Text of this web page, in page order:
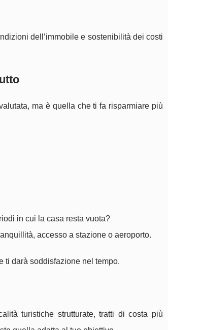
dell’immobile e sostenibilità dei costi
ma è quella che ti fa risparmiare più
in cui la casa resta vuota?
accesso a stazione o aeroporto.
ti darà soddisfazione nel tempo.
turistiche strutturate, tratti di costa più